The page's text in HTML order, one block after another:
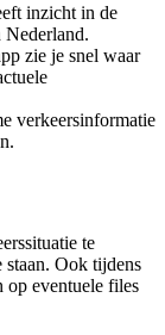
inzicht in de
Nederland.
zie je snel waar
verkeersinformatie
te
staan. Ook tijdens
op eventuele files